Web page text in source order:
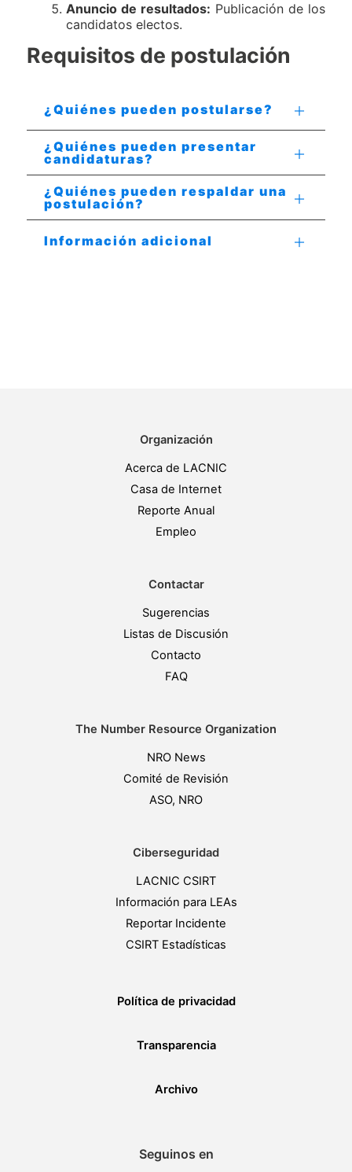
Anuncio de resultados: Publicación de los
candidatos electos.
Requisitos de postulación
¿Quiénes pueden postularse?
¿Quiénes pueden presentar
candidaturas?
¿Quiénes pueden respaldar una
postulación?
Información adicional
Organización
Acerca de LACNIC
Casa de Internet
Reporte Anual
Empleo
Contactar
Sugerencias
Listas de Discusión
Contacto
FAQ
The Number Resource Organization
NRO News
Comité de Revisión
ASO, NRO
Ciberseguridad
LACNIC CSIRT
Información para LEAs
Reportar Incidente
CSIRT Estadísticas
Política de privacidad
Transparencia
Archivo
Seguinos en